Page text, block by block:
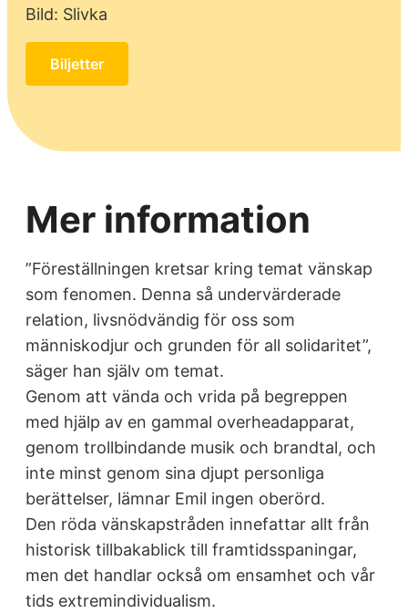
Bild: Slivka
Biljetter
Mer information
”Föreställningen kretsar kring temat vänskap
som fenomen. Denna så undervärderade
relation, livsnödvändig för oss som
människodjur och grunden för all solidaritet”,
säger han själv om temat.
Genom att vända och vrida på begreppen
med hjälp av en gammal overheadapparat,
genom trollbindande musik och brandtal, och
inte minst genom sina djupt personliga
berättelser, lämnar Emil ingen oberörd.
Den röda vänskapstråden innefattar allt från
historisk tillbakablick till framtidsspaningar,
men det handlar också om ensamhet och vår
tids extremindividualism.